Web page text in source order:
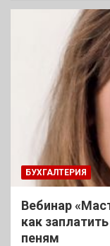
БУХГАЛТЕРИЯ
Вебинар
как
пеням